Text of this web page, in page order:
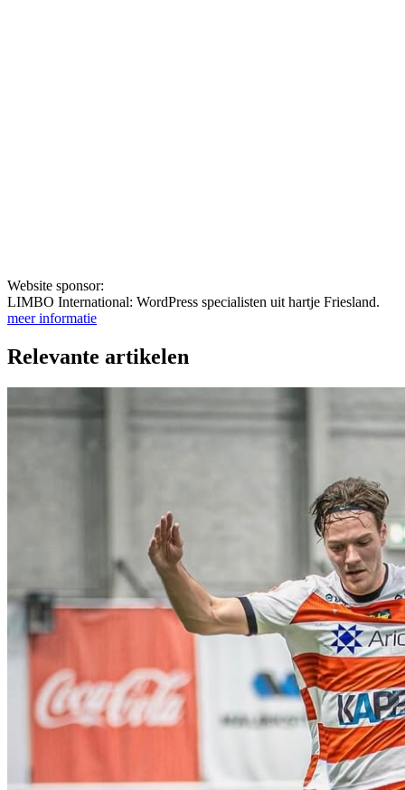
Website sponsor:
LIMBO International: WordPress specialisten uit hartje Friesland.
meer informatie
Relevante artikelen